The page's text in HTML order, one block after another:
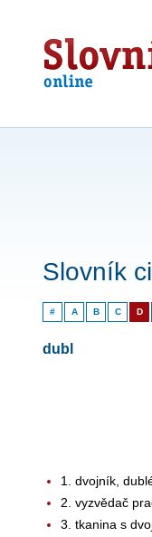
Slovník
online
Slovník
# A B C D
dubl
1. dvojník,
2. vyzvědač
3. tkanina s